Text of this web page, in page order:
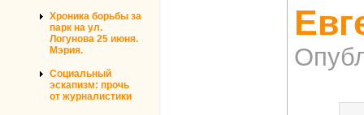
Хроника борьбы за
парк на ул.
Логунова 25 июня.
Мэрия.
Социальный
эскапизм: прочь
от журналистики